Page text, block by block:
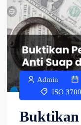
Admin
ISO
Buktikan